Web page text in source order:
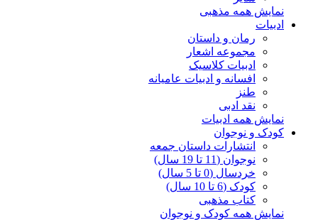
نمایش همه مذهبی
ادبیات
رمان و داستان
مجموعه اشعار
ادبیات کلاسیک
افسانه و ادبیات عامیانه
طنز
نقد ادبی
نمایش همه ادبیات
کودک و نوجوان
انتشارات داستان جمعه
نوجوان (11 تا 19 سال)
خردسال (0 تا 5 سال)
کودک (6 تا 10 سال)
کتاب مذهبی
نمایش همه کودک و نوجوان